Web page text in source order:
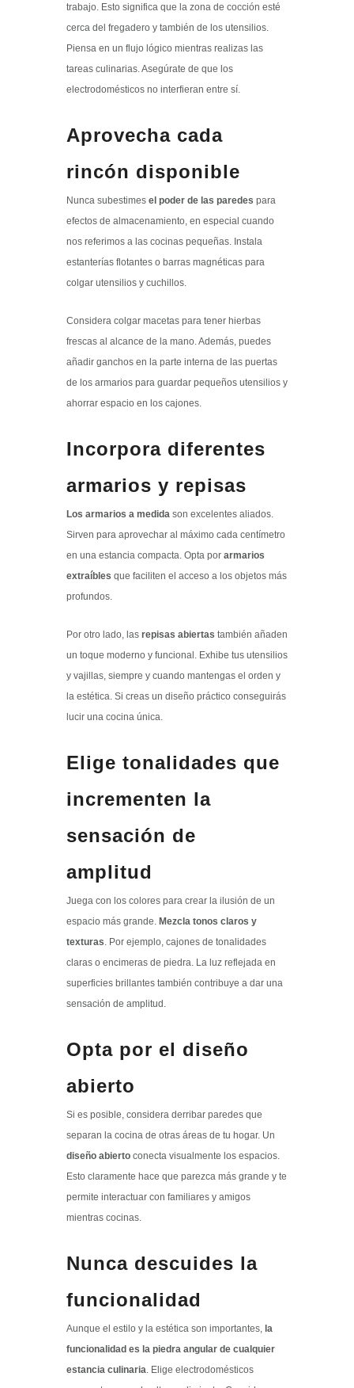
trabajo. Esto significa que la zona de cocción esté
cerca del fregadero y también de los utensilios.
Piensa en un flujo lógico mientras realizas las
tareas culinarias. Asegúrate de que los
electrodomésticos no interfieran entre sí.
Aprovecha cada
rincón disponible
Nunca subestimes el poder de las paredes para
efectos de almacenamiento, en especial cuando
nos referimos a las cocinas pequeñas. Instala
estanterías flotantes o barras magnéticas para
colgar utensilios y cuchillos.
Considera colgar macetas para tener hierbas
frescas al alcance de la mano. Además, puedes
añadir ganchos en la parte interna de las puertas
de los armarios para guardar pequeños utensilios y
ahorrar espacio en los cajones.
Incorpora diferentes
armarios y repisas
Los armarios a medida son excelentes aliados.
Sirven para aprovechar al máximo cada centímetro
en una estancia compacta. Opta por armarios
extraíbles que faciliten el acceso a los objetos más
profundos.
Por otro lado, las repisas abiertas también añaden
un toque moderno y funcional. Exhibe tus utensilios
y vajillas, siempre y cuando mantengas el orden y
la estética. Si creas un diseño práctico conseguirás
lucir una cocina única.
Elige tonalidades que
incrementen la
sensación de
amplitud
Juega con los colores para crear la ilusión de un
espacio más grande. Mezcla tonos claros y
texturas . Por ejemplo, cajones de tonalidades
claras o encimeras de piedra. La luz reflejada en
superficies brillantes también contribuye a dar una
sensación de amplitud.
Opta por el diseño
abierto
Si es posible, considera derribar paredes que
separan la cocina de otras áreas de tu hogar. Un
diseño abierto conecta visualmente los espacios.
Esto claramente hace que parezca más grande y te
permite interactuar con familiares y amigos
mientras cocinas.
Nunca descuides la
funcionalidad
Aunque el estilo y la estética son importantes, la
funcionalidad es la piedra angular de cualquier
estancia culinaria . Elige electrodomésticos